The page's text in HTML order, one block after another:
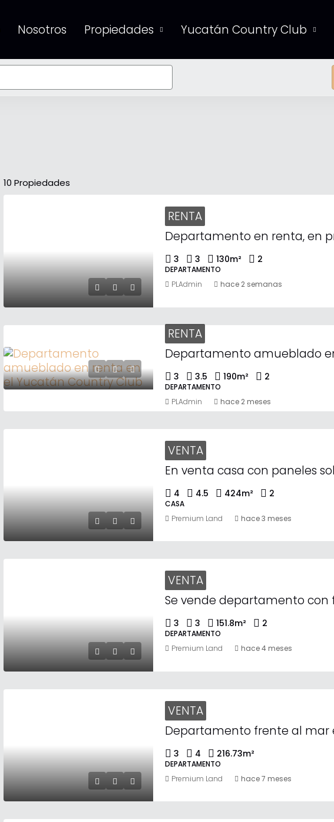
Nosotros Propiedades Yucatán Country Club
10 Propiedades
RENTA
3 3 130m² 2
DEPARTAMENTO
PLAdmin hace 2 semanas
RENTA
3 3.5 190m² 2
DEPARTAMENTO
PLAdmin hace 2 meses
VENTA
4 4.5 424m² 2
CASA
Premium Land hace 3 meses
VENTA
3 3 151.8m² 2
DEPARTAMENTO
Premium Land hace 4 meses
VENTA
3 4 216.73m²
DEPARTAMENTO
Premium Land hace 7 meses